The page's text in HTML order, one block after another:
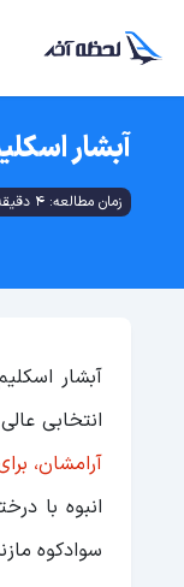
آبشار
زمان مطالعه: 4 دقیقه
آبشار
انتخابی
آرامشان،
انبوه با
سوادکوه